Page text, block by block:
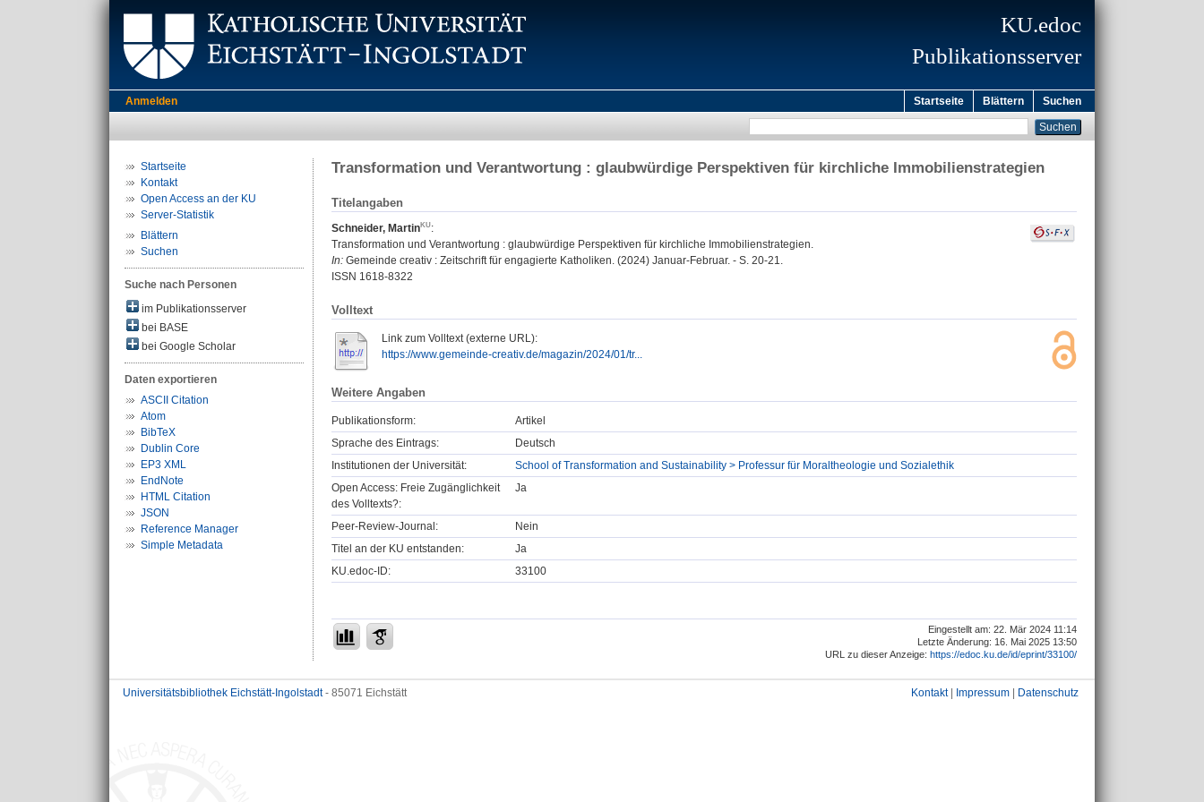
KU.edoc
Publikationsserver
Anmelden Startseite Blättern Suchen
Startseite
Kontakt
Open Access an der KU
Server-Statistik
Blättern
Suchen
Suche nach Personen
im Publikationsserver
bei BASE
bei Google Scholar
Daten exportieren
ASCII Citation
Atom
BibTeX
Dublin Core
EP3 XML
EndNote
HTML Citation
JSON
Reference Manager
Simple Metadata
Transformation und Verantwortung : glaubwürdige Perspektiven für kirchliche Immobilienstrategien
Titelangaben
Schneider, Martin
:
Transformation und Verantwortung : glaubwürdige Perspektiven für kirchliche Immobilienstrategien.
In: Gemeinde creativ : Zeitschrift für engagierte Katholiken. (2024) Januar-Februar. - S. 20-21.
ISSN 1618-8322
Volltext
Link zum Volltext (externe URL):
https://www.gemeinde-creativ.de/magazin/2024/01/tr...
Weitere Angaben
Publikationsform:
Artikel
Sprache des Eintrags:
Deutsch
Institutionen der Universität:
School of Transformation and Sustainability > Professur für Moraltheologie und Sozialethik
Open Access: Freie Zugänglichkeit
des Volltexts?:
Ja
Peer-Review-Journal:
Nein
Titel an der KU entstanden:
Ja
KU.edoc-ID:
33100
Eingestellt am: 22. Mär 2024 11:14
Letzte Änderung: 16. Mai 2025 13:50
URL zu dieser Anzeige: https://edoc.ku.de/id/eprint/33100/
Universitätsbibliothek Eichstätt-Ingolstadt- 85071 Eichstätt Kontakt| Impressum Datenschutz